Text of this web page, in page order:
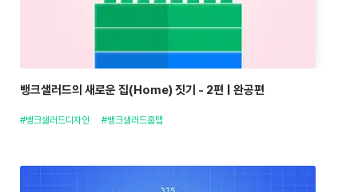
뱅크샐러드의 새로운 집(Home) 짓기 - 2편 | 완공편
#뱅크샐러드디자인 #뱅크샐러드홈탭